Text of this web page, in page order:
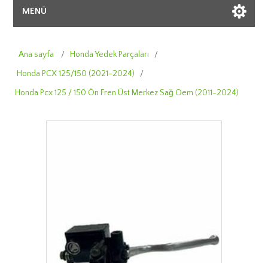
MENÜ
Ana sayfa / Honda Yedek Parçaları
/
Honda PCX 125/150 (2021-2024)
/
Honda Pcx 125 / 150 Ön Fren Üst Merkez Sağ Oem (2011-2024)